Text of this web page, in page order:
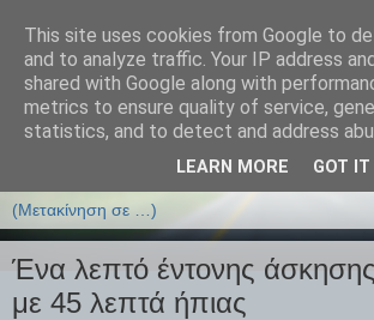
ΒΙΟΛΟΓΙΑonline.gr
Online Μαθήματα Βιολογίας
Ένα λεπτό έντονης
με 45 λεπτά ήπιας
This site uses cookies from Google to
and to analyze traffic. Your IP address
shared with Google along with
metrics to ensure quality of service,
statistics, and to detect and address
LEARN MORE GOT IT